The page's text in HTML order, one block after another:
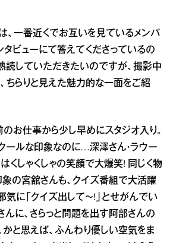
、一番近くでお互いを見ているメンバ
タビューにて答えてくださっているの
読していただきたいのですが、撮影中
ちらりと見えた魅力的な一面をご紹
のお仕事から少し早めにスタジオ入り。
ールな印象なのに…深澤さん・ラウー
くしゃくしゃの笑顔で大爆笑! 同じく物
の宮舘さんも、クイズ番組で大活躍
気に「クイズ出して～!」とせがんでい
んに、さらっと問題を出す阿部さんの
と思えば、ふんわり優しい空気をま